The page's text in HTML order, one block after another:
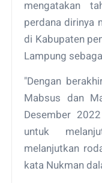
mengatakan
perdana dirinya
di Kabupaten
Lampung
"Dengan
Mabsus dan
Desember
untuk
melanjutkan
kata Nukman